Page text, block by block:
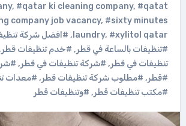
, #qatar ki cleaning company, #qatat
company job vacancy, #sixty minutes
laundry, #xylitol qatar
, #افضل شركة
#تنظيفات بالساعة في قطر, #خدم تنظيفات قطر
تنظيفات في قطر, #شركة تنظيفات في قطر,
#قطر, #مطلوب شركة تنظيفات قطر, #معدات
#مكتب تنظيفات قطر, #وتنظيفات قطر